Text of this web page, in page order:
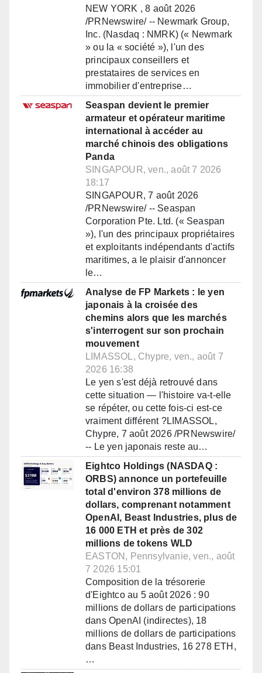
NEW YORK , 8 août 2026
/PRNewswire/ -- Newmark Group,
Inc. (Nasdaq : NMRK) (« Newmark
» ou la « société »), l'un des
principaux conseillers et
prestataires de services en
immobilier d'entreprise…
Seaspan devient le premier
armateur et opérateur maritime
international à accéder au
marché chinois des obligations
Panda
SINGAPOUR, ven., août 7 2026
18:17
SINGAPOUR, 7 août 2026
/PRNewswire/ -- Seaspan
Corporation Pte. Ltd. (« Seaspan
»), l'un des principaux propriétaires
et exploitants indépendants d'actifs
maritimes, a le plaisir d'annoncer
le…
Analyse de FP Markets : le yen
japonais à la croisée des
chemins alors que les marchés
s'interrogent sur son prochain
mouvement
LIMASSOL, Chypre, ven., août 7
2026 16:38
Le yen s'est déjà retrouvé dans
cette situation — l'histoire va-t-elle
se répéter, ou cette fois-ci est-ce
vraiment différent ?LIMASSOL,
Chypre, 7 août 2026 /PRNewswire/
-- Le yen japonais reste au…
Eightco Holdings (NASDAQ :
ORBS) annonce un portefeuille
total d'environ 378 millions de
dollars, comprenant notamment
OpenAI, Beast Industries, plus de
16 000 ETH et près de 302
millions de tokens WLD
EASTON, Pennsylvanie, ven., août
7 2026 15:01
Composition de la trésorerie
d'Eightco au 5 août 2026 : 90
millions de dollars de participations
dans OpenAI (indirectes), 18
millions de dollars de participations
dans Beast Industries, 16 278 ETH,
…